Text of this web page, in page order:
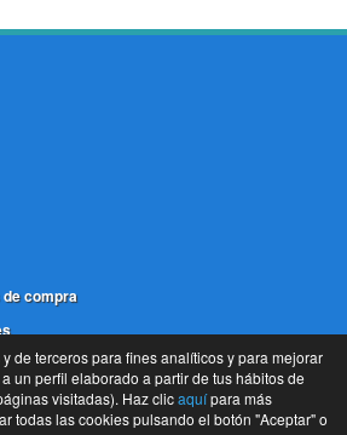
compra
981 173 772
- 2026 -Tienda online de recambios de Gira
de terceros para fines analíticos y para mejorar
un perfil elaborado a partir de tus hábitos de
visitadas). Haz clicaquípara más
todas las cookies pulsando el botón "Aceptar" o